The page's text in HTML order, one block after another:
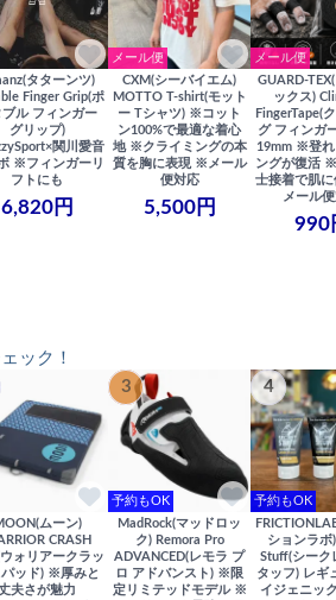
タターンツ)
Finger Grip(ポ
ブル フィンガー
グリップ)
関川愛音
※フィンガーリ
フトにも
6,820円
メール便
CXM(シーバイエム)
MOTTO T-shirt(モット
ー Tシャツ) ※コット
ン100%で最適な着心
地 ※クライミングの本
質を胸に表現 ※メール
便対応
5,500円
メール便
GUARD-
ックス)
FingerTape(
グ フィンガ
19mm ※登れ
ングが復活
士接着で肌
メール
990
ック！
ムーン)
CRASH
ウォリアークラッ
パッド) ※厚みと
夫さが魅力
3
予約もOK
MadRock(マッドロッ
ク) Remora Pro
ADVANCED(レモラ プ
ロ アドバンスト) ※限
定リミテッドモデル ※
4
予約もOK
ションラボ
Stuff(シーク
タッフ) レギ
イジェニッ